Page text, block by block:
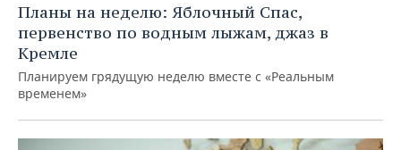
Планы на неделю: Яблочный Спас,
первенство по водным лыжам, джаз в
Кремле
Планируем грядущую неделю вместе с «Реальным
временем»